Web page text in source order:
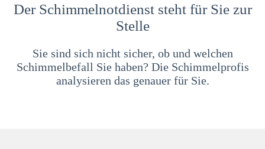
Der Schimmelnotdienst steht für Sie zur
Stelle
Sie sind sich nicht sicher, ob und welchen
Schimmelbefall Sie haben? Die Schimmelprofis
analysieren das genauer für Sie.